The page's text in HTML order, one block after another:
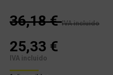
36,18€ IVA incluido
25,33 €
IVA incluido